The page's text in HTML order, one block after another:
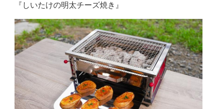
『しいたけの明太チーズ焼き』